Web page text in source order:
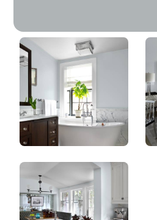
Idéaliste
DLX1011-3